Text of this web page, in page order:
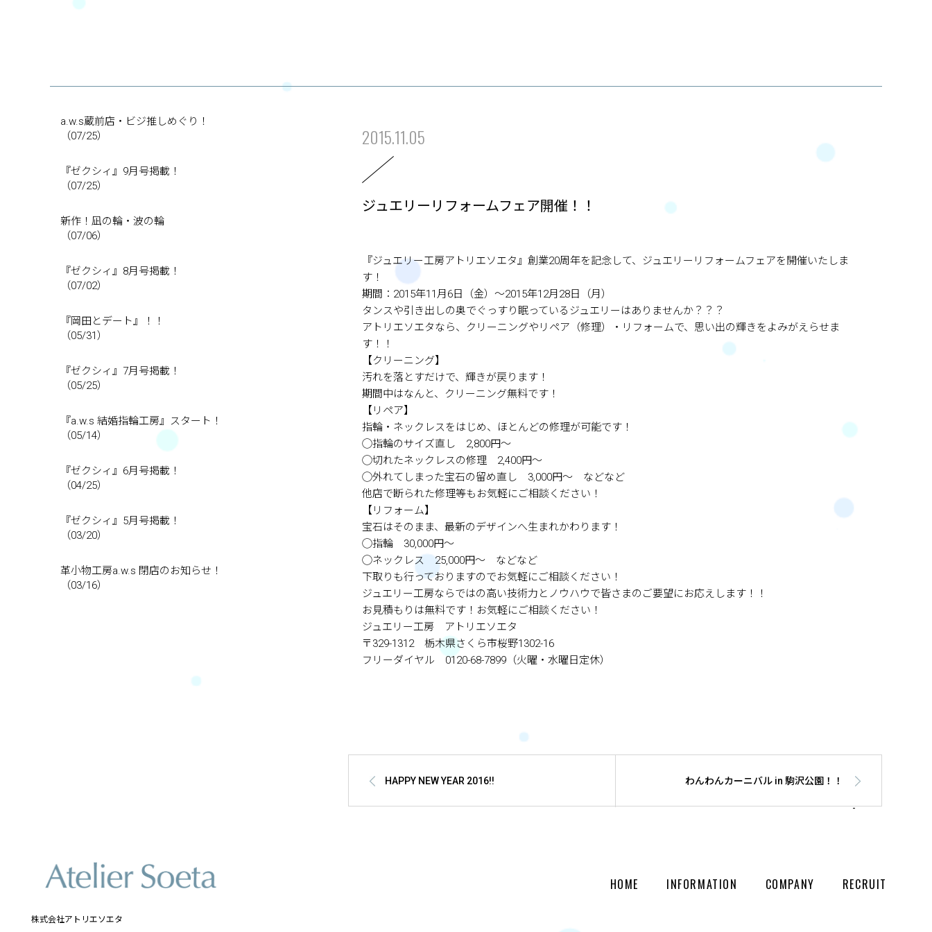
2015.11.05
ジュエリーリフォームフェア開催！！
『ジュエリー工房アトリエソエタ』創業20周年を記念して、ジュエリーリフォームフェアを開催いたしま
す！
期間：2015年11月6日（金）～2015年12月28日（月）
タンスや引き出しの奥でぐっすり眠っているジュエリーはありませんか？？？
アトリエソエタなら、クリーニングやリペア（修理）・リフォームで、思い出の輝きをよみがえらせま
す！！
【クリーニング】
汚れを落とすだけで、輝きが戻ります！
期間中はなんと、クリーニング無料です！
【リペア】
指輪・ネックレスをはじめ、ほとんどの修理が可能です！
◯指輪のサイズ直し 2,800円～
◯切れたネックレスの修理 2,400円～
◯外れてしまった宝石の留め直し 3,000円～ などなど
他店で断られた修理等もお気軽にご相談ください！
【リフォーム】
宝石はそのまま、最新のデザインへ生まれかわります！
◯指輪 30,000円～
◯ネックレス 25,000円～ などなど
下取りも行っておりますのでお気軽にご相談ください！
ジュエリー工房ならではの高い技術力とノウハウで皆さまのご要望にお応えします！！
お見積もりは無料です！お気軽にご相談ください！
ジュエリー工房 アトリエソエタ
〒329-1312 栃木県さくら市桜野1302-16
フリーダイヤル 0120-68-7899（火曜・水曜日定休）
HAPPY NEW YEAR 2016!! わんわんカーニバル in 駒沢公園！！
a.w.s蔵前店・ビジ推しめぐり！
（07/25）
『ゼクシィ』9月号掲載！
（07/25）
新作！凪の輪・波の輪
（07/06）
『ゼクシィ』8月号掲載！
（07/02）
『岡田とデート』！！
（05/31）
『ゼクシィ』7月号掲載！
（05/25）
『a.w.s 結婚指輪工房』スタート！
（05/14）
『ゼクシィ』6月号掲載！
（04/25）
『ゼクシィ』5月号掲載！
（03/20）
革小物工房a.w.s 閉店のお知らせ！
（03/16）
HOME INFORMATION COMPANY RECRUIT
株式会社アトリエソエタ